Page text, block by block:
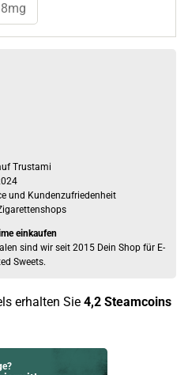
Trustami
und Kundenzufriedenheit
einkaufen
sind wir seit 2015 Dein Shop für E-
Sweets.
erhalten Sie 4,2 Steamcoins